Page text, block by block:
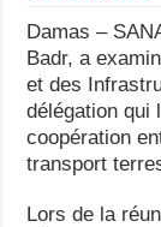
Damas –
Badr, a
et des
délégation qui
coopération
transport
Lors de la